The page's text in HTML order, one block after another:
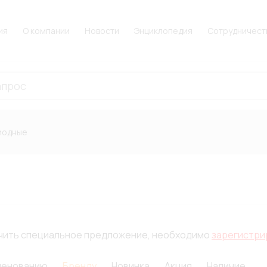
О компании Новости Энциклопедия
специальное предложение, необходимо